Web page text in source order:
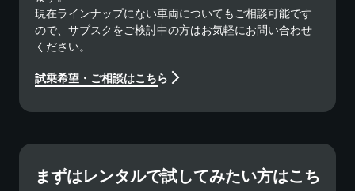
現在ラインナップにない車両についてもご相談可能です
ので、サブスクをご検討中の方はお気軽にお問い合わせ
ください。
試乗希望・ご相談はこちら
まずはレンタルで試してみたい方はこち